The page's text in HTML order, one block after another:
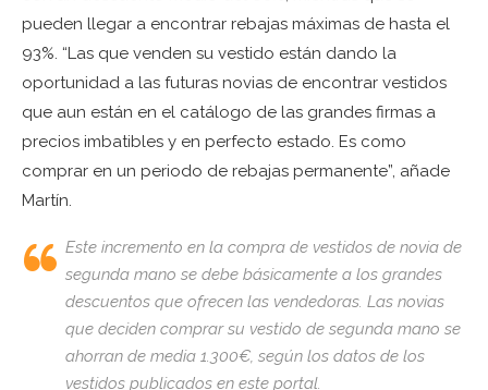
pueden llegar a encontrar rebajas máximas de hasta el
93%. “Las que venden su vestido están dando la
oportunidad a las futuras novias de encontrar vestidos
que aun están en el catálogo de las grandes firmas a
precios imbatibles y en perfecto estado. Es como
comprar en un periodo de rebajas permanente”, añade
Martín.
Este incremento en la compra de vestidos de novia de
segunda mano se debe básicamente a los grandes
descuentos que ofrecen las vendedoras. Las novias
que deciden comprar su vestido de segunda mano se
ahorran de media 1.300€, según los datos de los
vestidos publicados en este portal.